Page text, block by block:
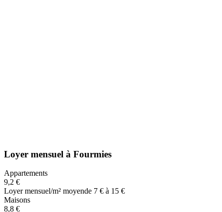
Loyer mensuel à Fourmies
Appartements
9,2 €
Loyer mensuel/m² moyende 7 € à 15 €
Maisons
8,8 €